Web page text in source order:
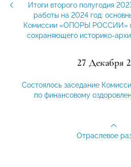
Итоги второго полугодия
работы на 2024 год:
Комиссии «ОПОРЫ РОССИИ»
сохраняющего историко-
27 Декабря
Состоялось заседание
по финансовому
Отраслевое